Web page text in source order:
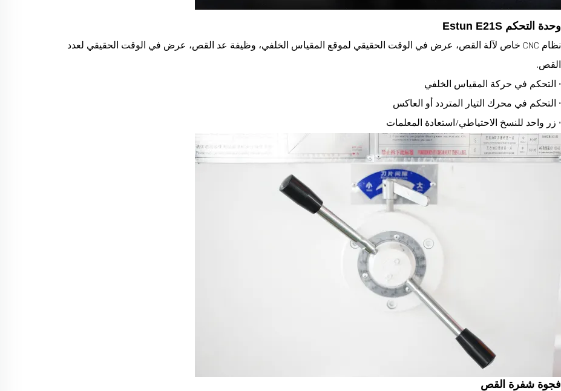
وحدة التحكم Estun E21S
نظام CNC خاص لآلة القص، عرض في الوقت الحقيقي لموقع المقياس الخلفي، وظيفة عد القص، عرض في الوقت الحقيقي لعدد
القص.
• التحكم في حركة المقياس الخلفي
• التحكم في محرك التيار المتردد أو العاكس
• زر واحد للنسخ الاحتياطي/استعادة المعلمات
فجوة شفرة القص